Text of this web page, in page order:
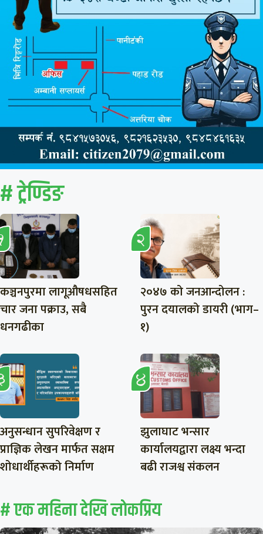
# ट्रेण्डिङ
कञ्चनपुरमा लागूऔषधसहित
चार जना पक्राउ, सबै
धनगढीका
२०४७ को जनआन्दोलन :
पुरन दयालको डायरी (भाग–
१)
अनुसन्धान सुपरिवेक्षण र
प्राज्ञिक लेखन मार्फत सक्षम
शोधार्थीहरूको निर्माण
झुलाघाट भन्सार
कार्यालयद्वारा लक्ष्य भन्दा
बढी राजश्व संकलन
# एक महिना देखि लाेकप्रिय